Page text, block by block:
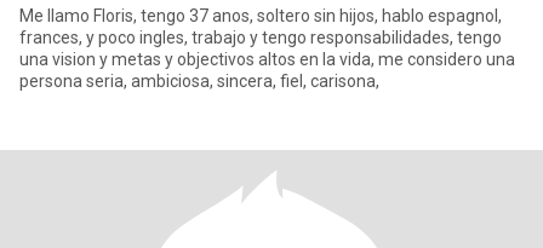
Me llamo Floris, tengo 37 anos, soltero sin hijos, hablo espagnol,
frances, y poco ingles, trabajo y tengo responsabilidades, tengo
una vision y metas y objectivos altos en la vida, me considero una
persona seria, ambiciosa, sincera, fiel, carisona,